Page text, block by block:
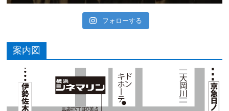
フォローする
案内図